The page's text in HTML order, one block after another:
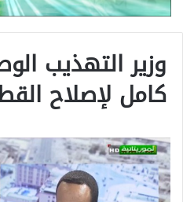
وزير التهذيب
كامل لإصلاح